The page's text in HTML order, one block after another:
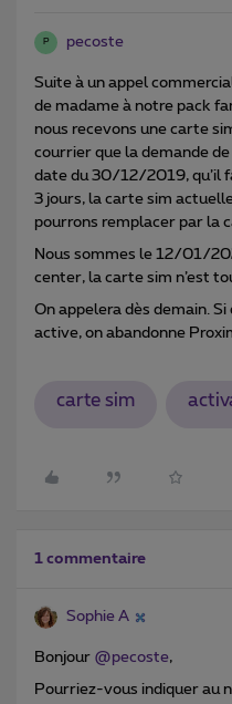
P pecoste
Suite à un appel
de madame à notre pack
nous recevons une carte
courrier que la demande
date du 30/12/2019, qu’il
3 jours, la carte sim
pourrons remplacer par la
Nous sommes le 12/01/
center, la carte sim n’est
On appelera dès demain.
active, on abandonne
carte sim
1 commentaire
Sophie A
Bonjour @pecoste,
Pourriez-vous indiquer au